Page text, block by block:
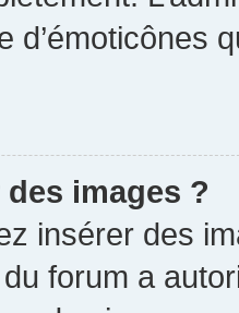
d’émoticônes
images ?
insérer des
du forum a